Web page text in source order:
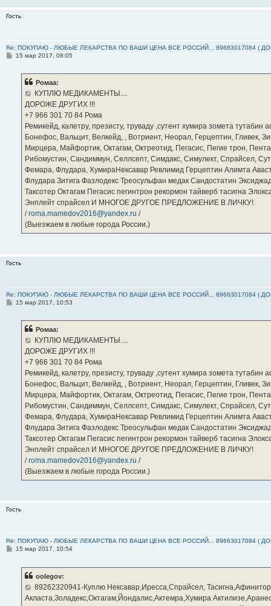
Гость
Re: ПОКУПАЮ - ЛЮБЫЕ ЛЕКАРСТВА ПО ВАШИ ЦЕНА ВСЕ РОССИЙ... 89663017084 (
С15 мар 2017, 08:05
Ромаа:
КУПЛЮ МЕДИКАМЕНТЫ....
ДОРОЖЕ ДРУГИХ !!!
‪+7 966 301 70 84‬ Рома
Ремикейд, калетру, презисту, труваду ,сутент хумира зомета
Бонефос, Вальцит, Велкейд, , Вотриент, Неорал, Герцептин, Гливек,
Мирцера, Майфортик, Октагам, Октреотид, Пегасис, Пегие трон,
Рибомустин, Сандиммун, Селлсепт, Симдакс, Симулект, Спрайсел,
Фемара, Флудара, ХумираНексавар Ревлимид Герцептин Алимта
Флудара Зитига Фазлодекс Треосульфан медак Сандостатин
Таксотер Октагам Пегасис пегинтрон рекормон тайверб тасигна
Энплейт спрайсел И МНОГОЕ ДРУГОЕ ПРЕДЛОЖЕНИЕ В ЛИЧКУ!
/roma.mamedov2016@yandex.ru /
(Выезжаем в любые города России.)
Гость
Re: ПОКУПАЮ - ЛЮБЫЕ ЛЕКАРСТВА ПО ВАШИ ЦЕНА ВСЕ РОССИЙ... 89663017084 (
С15 мар 2017, 10:53
Ромаа:
КУПЛЮ МЕДИКАМЕНТЫ....
ДОРОЖЕ ДРУГИХ !!!
‪+7 966 301 70 84‬ Рома
Ремикейд, калетру, презисту, труваду ,сутент хумира зомета
Бонефос, Вальцит, Велкейд, , Вотриент, Неорал, Герцептин, Гливек,
Мирцера, Майфортик, Октагам, Октреотид, Пегасис, Пегие трон,
Рибомустин, Сандиммун, Селлсепт, Симдакс, Симулект, Спрайсел,
Фемара, Флудара, ХумираНексавар Ревлимид Герцептин Алимта
Флудара Зитига Фазлодекс Треосульфан медак Сандостатин
Таксотер Октагам Пегасис пегинтрон рекормон тайверб тасигна
Энплейт спрайсел И МНОГОЕ ДРУГОЕ ПРЕДЛОЖЕНИЕ В ЛИЧКУ!
/roma.mamedov2016@yandex.ru /
(Выезжаем в любые города России.)
Гость
Re: ПОКУПАЮ - ЛЮБЫЕ ЛЕКАРСТВА ПО ВАШИ ЦЕНА ВСЕ РОССИЙ... 89663017084 (
С15 мар 2017, 10:54
oolegov:
89262320941-Куплю Нексавар,Иресса,Спрайсел,
Акласта,Золадекс,Октагам,Йондалис,Актемра,Хумира